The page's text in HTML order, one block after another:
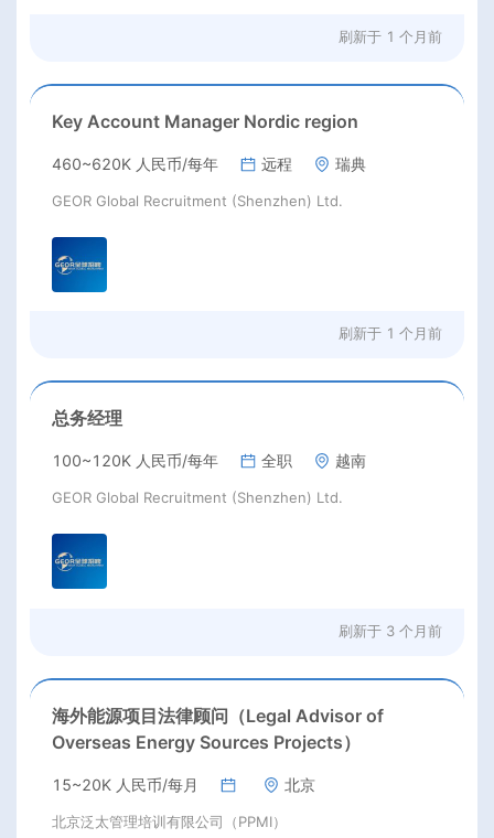
刷新于 1 个月前
Key Account Manager Nordic region
460~620K 人民币/每年 远程 瑞典
GEOR Global Recruitment (Shenzhen) Ltd.
刷新于 1 个月前
总务经理
100~120K 人民币/每年 全职 越南
GEOR Global Recruitment (Shenzhen) Ltd.
刷新于 3 个月前
海外能源项目法律顾问（Legal Advisor of
Overseas Energy Sources Projects）
15~20K 人民币/每月 北京
北京泛太管理培训有限公司（PPMI）